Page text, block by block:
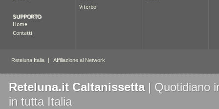
Reteluna.it Caltanissetta| Quotidiano
in tutta Italia